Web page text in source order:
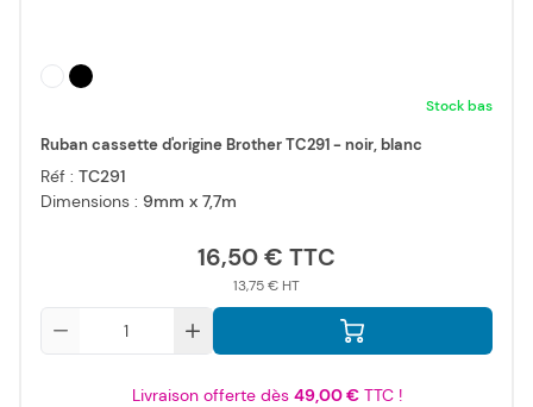
Stock bas
Ruban cassette d'origine Brother TC291 - noir, blanc
Réf : TC291
Dimensions : 9mm x 7,7m
16,50 €
13,75 €
Livraison offerte dès 49,00 €TTC !